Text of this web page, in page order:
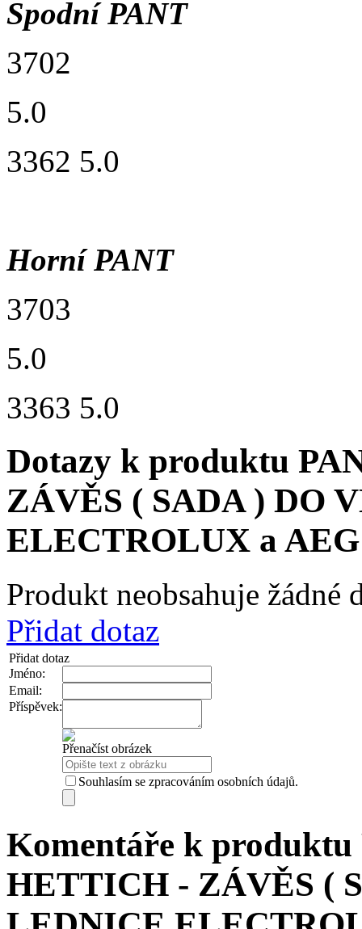
Spodní PANT
3702
5.0
3362 5.0
Horní PANT
3703
5.0
3363 5.0
Dotazy k produktu
ZÁVĚS ( SADA ) DO
ELECTROLUX a AEG
Produkt neobsahuje žádné
Přidat dotaz
Přidat dotaz
Jméno:
Email:
Příspěvek:
Přenačíst obrázek
Souhlasím se zpracováním osobních údajů.
Komentáře k produktu
HETTICH - ZÁVĚS (